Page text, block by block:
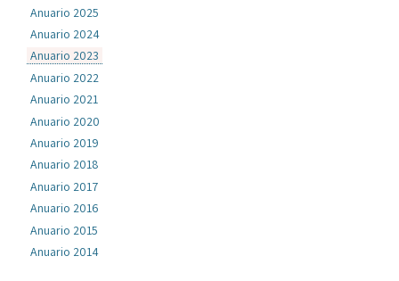
Anuario 2025
Anuario 2024
Anuario 2023
Anuario 2022
Anuario 2021
Anuario 2020
Anuario 2019
Anuario 2018
Anuario 2017
Anuario 2016
Anuario 2015
Anuario 2014